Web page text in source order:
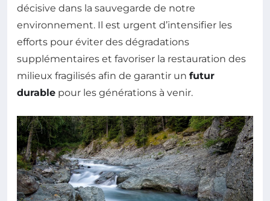
décisive dans la sauvegarde de notre
environnement. Il est urgent d’intensifier les
efforts pour éviter des dégradations
supplémentaires et favoriser la restauration des
milieux fragilisés afin de garantir un futur
durable pour les générations à venir.